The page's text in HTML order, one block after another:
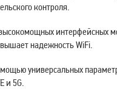
контроля.
интерфейсных
надежность WiFi.
универсальных
и 5G.